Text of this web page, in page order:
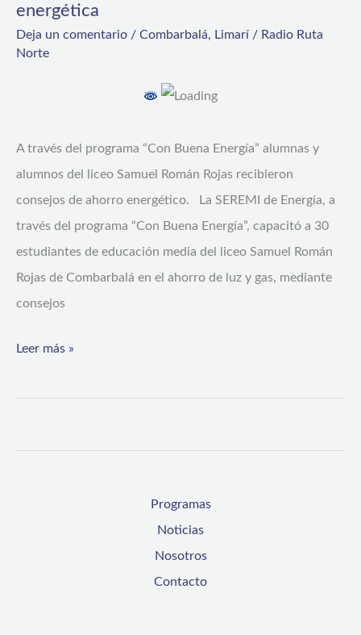
energética
Deja un comentario / Combarbalá, Limarí / Radio Ruta
Norte
A través del programa “Con Buena Energía” alumnas y
alumnos del liceo Samuel Román Rojas recibieron
consejos de ahorro energético. La SEREMI de Energía, a
través del programa “Con Buena Energía”, capacitó a 30
estudiantes de educación media del liceo Samuel Román
Rojas de Combarbalá en el ahorro de luz y gas, mediante
consejos
Combarbalá
de
la
eficiencia
energética
Leer más »
Programas
Noticias
Nosotros
Contacto